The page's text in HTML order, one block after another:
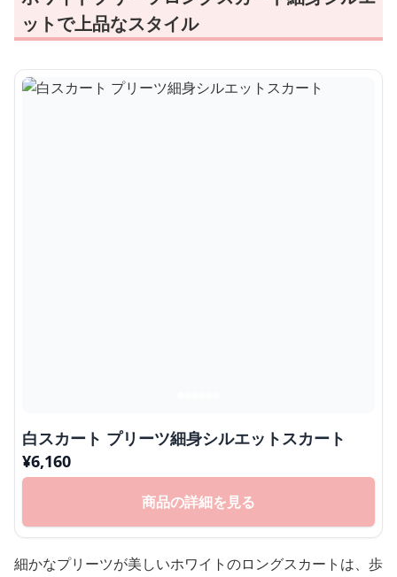
ットで上品なスタイル
白スカート プリーツ細身シルエットスカート
¥6,160
商品の詳細を見る
細かなプリーツが美しいホワイトのロングスカートは、歩